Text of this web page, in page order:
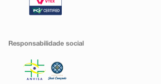
Responsabilidade social